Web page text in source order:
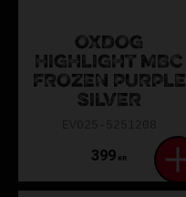
OXDOG
HIGHLIGHT MBC
FROZEN PURPLE
SILVER
399 KR